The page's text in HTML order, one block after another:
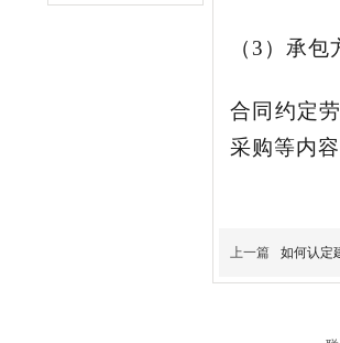
（ 3 ）承包
合同约定
采购等内
上一篇 如何认定